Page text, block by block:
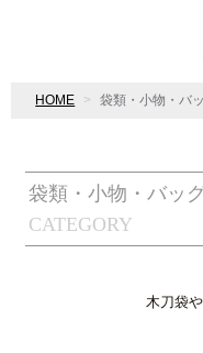
HOME 袋類・小物・バ
CATEGORY
袋類・小物・バッ
木刀袋